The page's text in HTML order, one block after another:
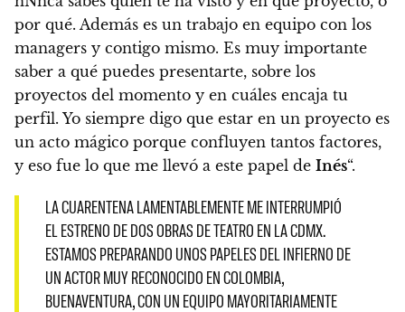
por qué. Además es un trabajo en equipo con los
managers y contigo mismo. Es muy importante
saber a qué puedes presentarte, sobre los
proyectos del momento y en cuáles encaja tu
perfil. Yo siempre digo que estar en un proyecto es
un acto mágico porque confluyen tantos factores,
y eso fue lo que me llevó a este papel de Inés“.
LA CUARENTENA LAMENTABLEMENTE ME INTERRUMPIÓ
EL ESTRENO DE DOS OBRAS DE TEATRO EN LA CDMX.
ESTAMOS PREPARANDO UNOS PAPELES DEL INFIERNO DE
UN ACTOR MUY RECONOCIDO EN COLOMBIA,
BUENAVENTURA, CON UN EQUIPO MAYORITARIAMENTE